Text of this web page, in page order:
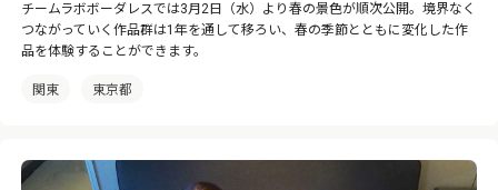
チームラボボーダレスでは3月2日（水）より春の景色が順次公開。境界なく
つながっていく作品群は1年を通して移ろい、春の季節とともに変化した作
品を体験することができます。
関東 東京都